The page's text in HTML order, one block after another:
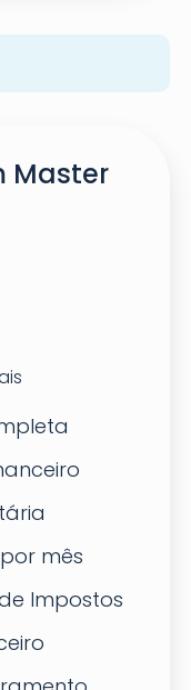
Master
por mês
Impostos